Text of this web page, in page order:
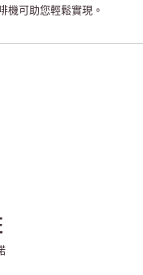
機可助您輕鬆實現。